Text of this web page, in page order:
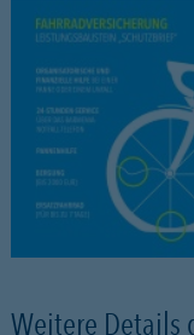
Weitere Details